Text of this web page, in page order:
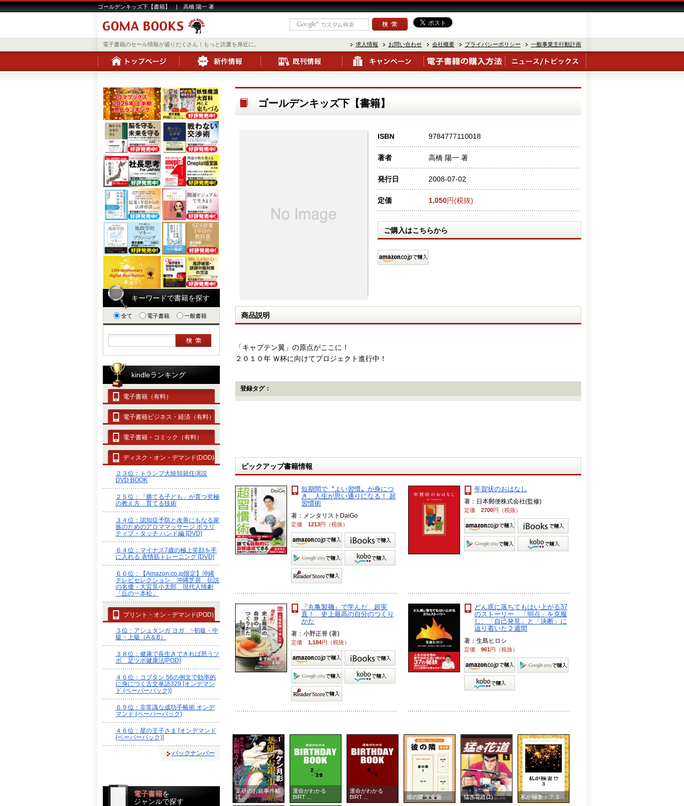
ゴールデンキッズ下【書籍】 | 高橋 陽一 著
電子書籍のセール情報が盛りだくさん！もっと読書を身近に。 求人情報 お問い合わせ 会社概要 プライバシーポリシー 一般事業主行動計画
ゴールデンキッズ下【書籍】
ISBN 9784777110018
著者 高橋 陽一 著
発行日 2008-07-02
定価 1,050円(税抜)
ご購入はこちらから
商品説明
「キャプテン翼」の原点がここに！
２０１０年 Ｗ杯に向けてプロジェクト進行中！
登録タグ：
ピックアップ書籍情報
短期間で〝よい習慣〟が身につ
き、人生が思い通りになる！ 超
習慣術
著：メンタリストDaiGo
定価 1213円（税抜）
年賀状のおはなし
著：日本郵便株式会社(監修)
定価 2700円（税抜）
『丸亀製麺』で学んだ 超実
直！ 史上最高の自分のつくり
かた
著：小野正誉 (著)
定価 1,184円（税抜）
どん底に落ちてもはい上がる37
のストーリー 「弱点」を克服
し、「自己発見」と「決断」に
辿り着いた２週間
著：生島ヒロシ
定価 961円（税抜）
キーワードで書籍を探す
全て 電子書籍 一般書籍
kindleランキング
電子書籍（有料）
電子書籍ビジネス・経済（有料）
電子書籍・コミック（有料）
ディスク・オン・デマンド(DOD)
２３位：トランプ大統領就任演説
DVD BOOK
２５位：「勝てる子ども」が育つ究極
の教え方 育てる技術
３４位：認知症予防と改善にもなる家
族のためのアロママッサージ ポラリ
ティブ・タッチ ハンド編 [DVD]
６４位：マイナス7歳の極上笑顔を手
に入れる 表情筋トレーニング [DVD]
６６位：【Amazon.co.jp限定】沖縄
テレビセレクション 沖縄芝居 伝説
の名優・大宜見小太郎 現代人情劇
「丘の一本松」
プリント・オン・デマンド(POD)
３位：アシュタンガ ヨガ ~初級・中
級・上級（A＆B）
３８位：健康で長生きできれば思うツ
ボ 足ツボ健康法[POD]
４６位：コブタン 56の例文で効率的
に身につく古文単語329 [オンデマン
ド (ペーパーバック)]
６９位：非常識な成功手帳術 オンデ
マンド (ペーパーバック)
４６位：星の王子さま [オンデマンド
(ペーパーバック)]
バックナンバー
電子書籍を
ジャンルで探す
薬研のお銀事件帖
(1 ...
運命がわかる
BIRT ...
運命がわかる
BIRT ...
彼の隣 完全版 猛き花道(1) 私が極妻！？ 3